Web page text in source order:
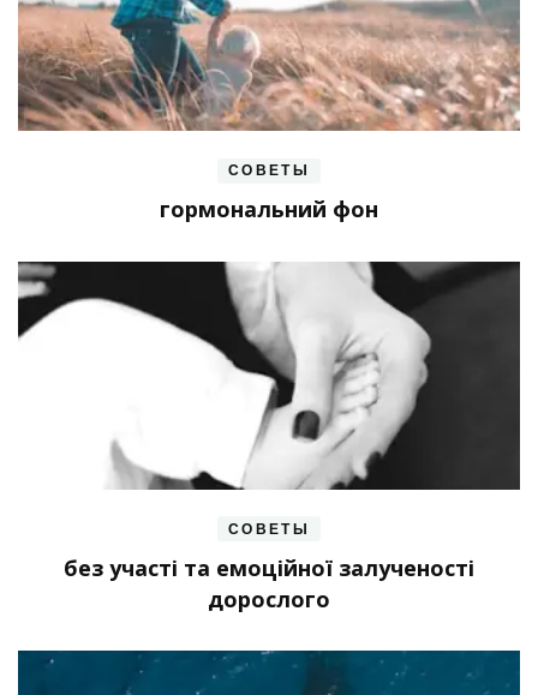
СОВЕТЫ
гормональний фон
СОВЕТЫ
без участі та емоційної залученості
дорослого